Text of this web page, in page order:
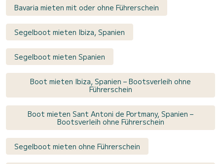
Bavaria mieten mit oder ohne Führerschein
Segelboot mieten Ibiza, Spanien
Segelboot mieten Spanien
Boot mieten Ibiza, Spanien – Bootsverleih ohne
Führerschein
Boot mieten Sant Antoni de Portmany, Spanien –
Bootsverleih ohne Führerschein
Segelboot mieten ohne Führerschein